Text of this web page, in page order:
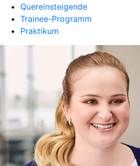
Quereinsteigende
Trainee-Programm
Praktikum